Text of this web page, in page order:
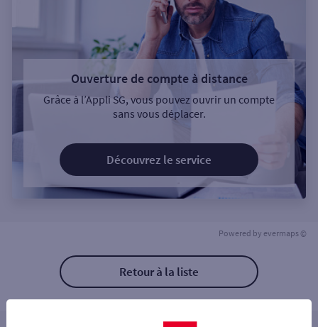
Ouverture de compte à distance
Grâce à l’Appli SG, vous pouvez ouvrir un compte
sans vous déplacer.
Découvrez le service
Powered by evermaps ©
Retour à la liste